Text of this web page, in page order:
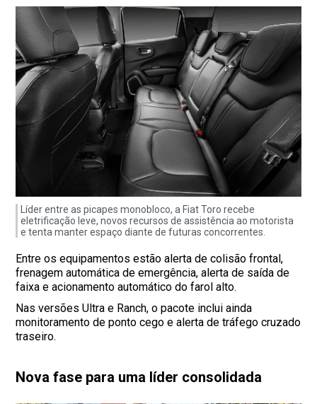
Líder entre as picapes monobloco, a Fiat Toro recebe
eletrificação leve, novos recursos de assistência ao motorista
e tenta manter espaço diante de futuras concorrentes.
Entre os equipamentos estão alerta de colisão frontal,
frenagem automática de emergência, alerta de saída de
faixa e acionamento automático do farol alto.
Nas versões Ultra e Ranch, o pacote inclui ainda
monitoramento de ponto cego e alerta de tráfego cruzado
traseiro.
Nova fase para uma líder consolidada